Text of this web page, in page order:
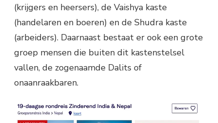
(krijgers en heersers), de Vaishya kaste
(handelaren en boeren) en de Shudra kaste
(arbeiders). Daarnaast bestaat er ook een grote
groep mensen die buiten dit kastenstelsel
vallen, de zogenaamde Dalits of
onaanraakbaren.